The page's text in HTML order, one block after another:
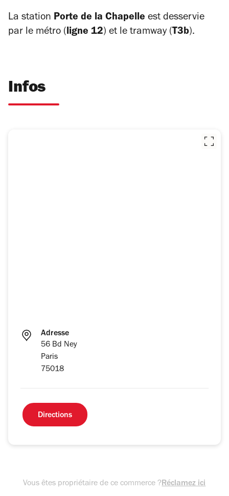
La station Porte de la Chapelle est desservie
par le métro (ligne 12) et le tramway ( T3b).
Infos
Adresse
56 Bd Ney
Paris
75018
Directions
Vous êtes propriétaire de ce commerce ?Réclamez ici